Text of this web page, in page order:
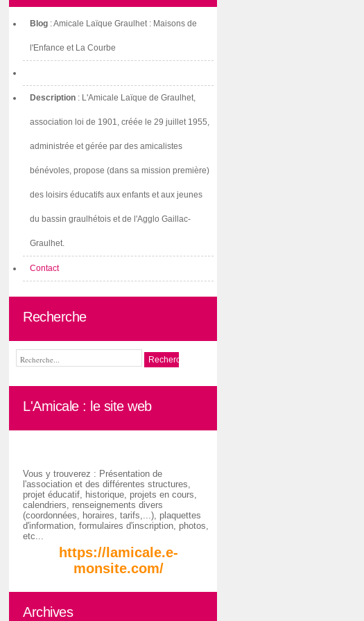
Blog : Amicale Laïque Graulhet : Maisons de
l'Enfance et La Courbe
Description : L'Amicale Laïque de Graulhet,
association loi de 1901, créée le 29 juillet 1955,
administrée et gérée par des amicalistes
bénévoles, propose (dans sa mission première)
des loisirs éducatifs aux enfants et aux jeunes
du bassin graulhétois et de l'Agglo Gaillac-
Graulhet.
Contact
Recherche
L'Amicale : le site web
Vous y trouverez : Présentation de
l'association et des différentes structures,
projet éducatif, historique, projets en cours,
calendriers, renseignements divers
(coordonnées, horaires, tarifs,...), plaquettes
d'information, formulaires d'inscription, photos,
etc...
https://lamicale.e-
monsite.com/
Archives